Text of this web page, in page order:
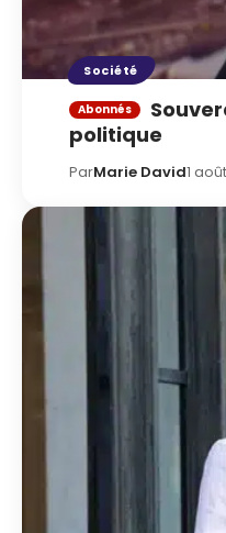
Société
politique
ParMarie David1